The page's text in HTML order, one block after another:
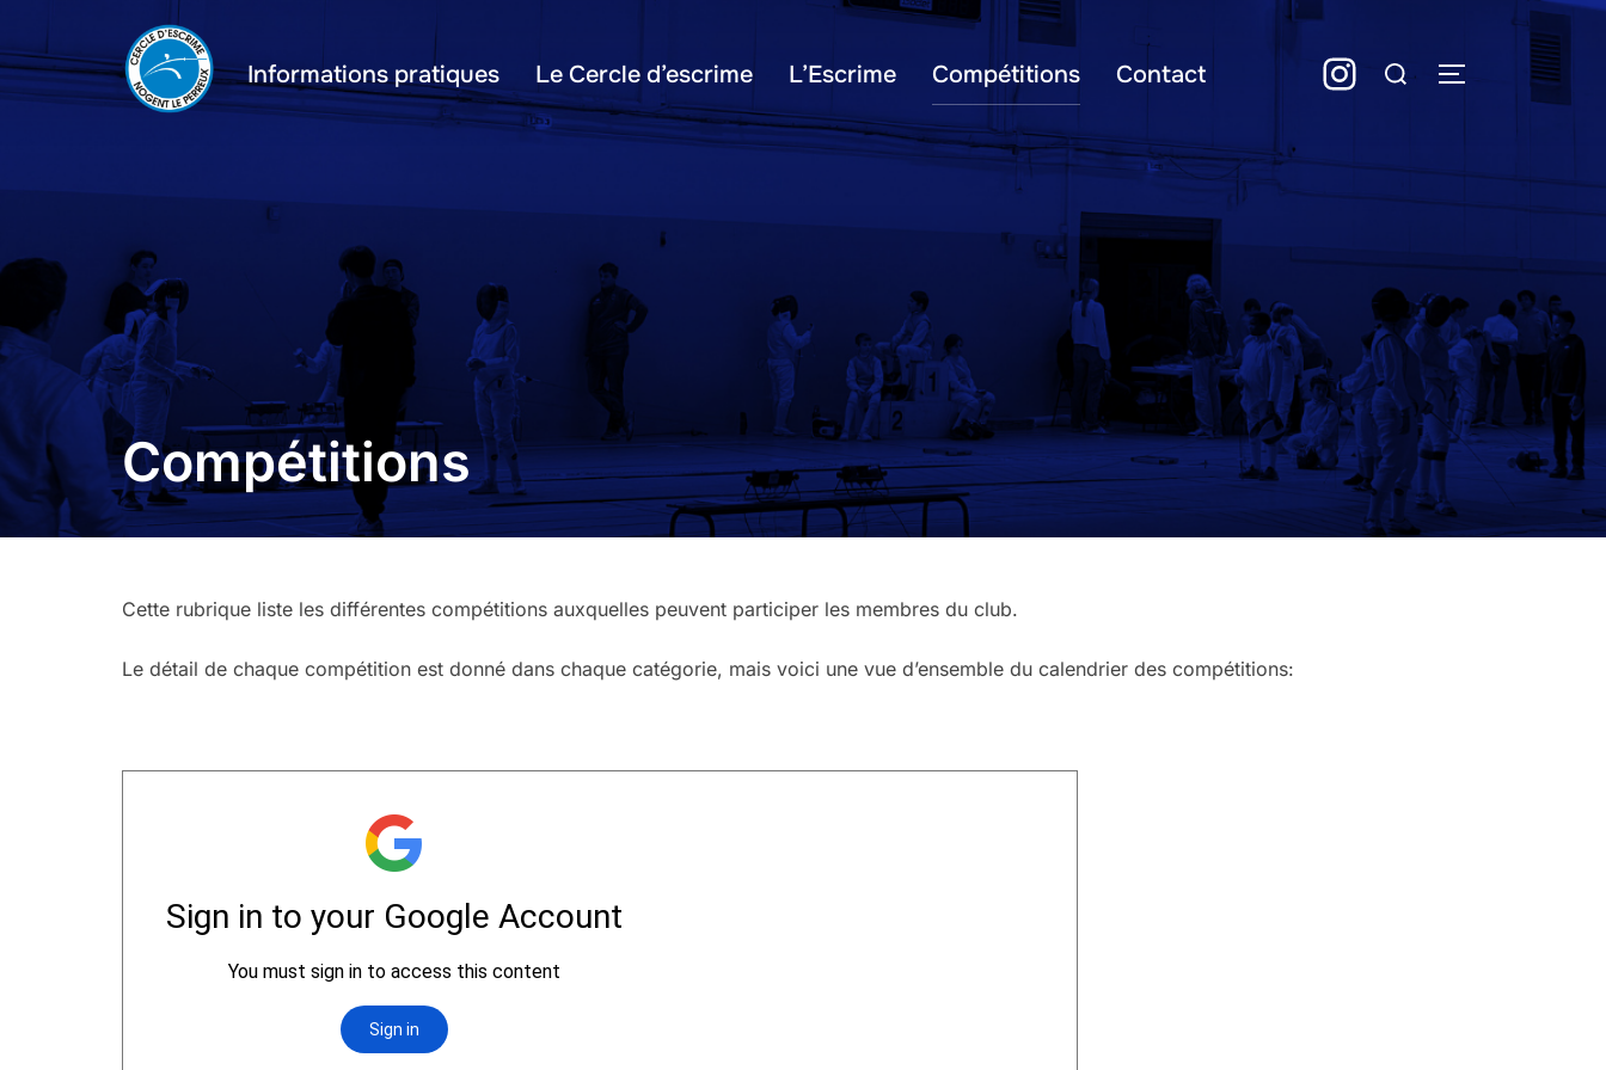
au
Informations pratiques Le Cercle d’escrime L’Escrime Compétitions Contact Instagram
Rechercher :
PERMUTER
Compétitions
Cette rubrique liste les différentes compétitions auxquelles peuvent participer les membres du club.
Le détail de chaque compétition est donné dans chaque catégorie, mais voici une vue d’ensemble du calendrier des compétitions: